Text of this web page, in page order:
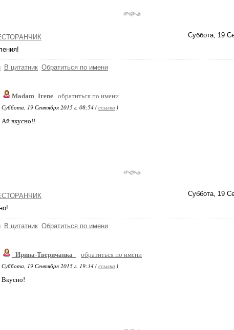
Суббота, 19
В цитатник Обратиться по имени
Madam_Irene обратиться по имени
Суббота, 19 Сентября 2015 г. 08:54 (ссылка )
Ай вкусно!!
Суббота, 19
В цитатник Обратиться по имени
_Ирина-Тверичанка_
обратиться по имени
Суббота, 19 Сентября 2015 г. 19:34 (ссылка )
Вкусно!